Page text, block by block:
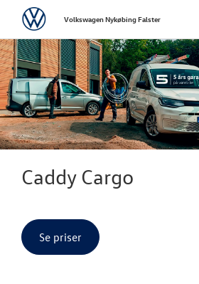
VolkswagenVolkswagen Nykøbing Falster
Caddy Cargo
Se priser